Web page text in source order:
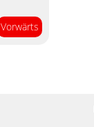
Vorwärts